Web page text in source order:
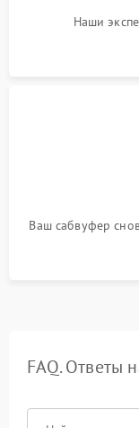
Наши
Ваш сабвуфер
FAQ. Ответы